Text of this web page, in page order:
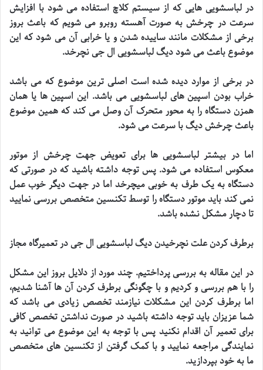
در لباسشویی هایی که از سیستم کلاچ استفاده می شود با افزایش
سرعت در چرخش به صورت آهسته روبرو می شویم که باعث بروز
برخی از مشکلات مانند ساییده شدن و یا خرابی آن می شود که این
موضوع باعث می شود دیگ لباسشویی ال جی نچرخد.
در برخی از موارد دیده شده است اصلی ترین موضوع که می باشد
خراب بودن اسپین های لباسشویی می باشد. این اسپین ها یا همان
همزن دستگاه را به محور متحرک آن وصل می کند که همین موضوع
باعث چرخش دیگ با سرعت می شود.
اما در بیشتر لباسشویی ها برای تعویض جهت چرخش از موتور
معکوس استفاده می شود. پس توجه داشته باشید که در صورتی که
دستگاه به یک طرف به خوبی میچرخد اما در جهت دیگر خوب عمل
نمی کند باید موتور دستگاه را توسط تکنسین متخصص بررسی نمایید
تا دچار مشکل نشده باشد.
برطرف کردن علت نچرخیدن دیگ لباسشویی ال جی در تعمیرگاه مجاز
در این مقاله به بررسی پرداختیم. چند مورد از دلایل بروز این مشکل
را با هم بررسی و کردیم و با چگونگی برطرف کردن آن ها آشنا شدیم،
اما برطرف کردن این مشکلات نیازمند تخصص زیادی می باشد که
شما عزیزان باید توجه داشته باشید در صورت نداشتن تخصص کافی
برای تعمیر آن اقدام نکنید پس با توجه به این موضوع می توانید به
نمایندگی مراجعه نمایید و با کمک گرفتن از تکنسین های متخصص
ما به خود بپردازید.